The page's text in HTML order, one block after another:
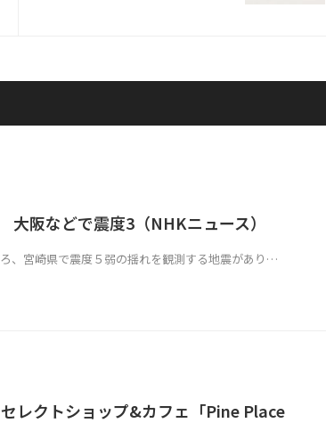
阪などで震度3（NHKニュース）
、宮崎県で震度５弱の揺れを観測する地震があり…
セレクトショップ&カフェ「Pine Place